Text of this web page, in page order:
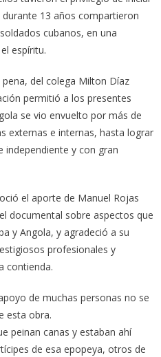
13 años compartieron
cubanos, en una
espíritu.
del colega Milton Díaz
permitió a los presentes
se vio envuelto por más de
externas e internas, hasta lograr
independiente y con gran
el aporte de Manuel Rojas
documental sobre aspectos que
y Angola, y agradeció a su
profesionales y
contienda.
de muchas personas no se
esta obra.
peinan canas y estaban ahí
de esa epopeya, otros de